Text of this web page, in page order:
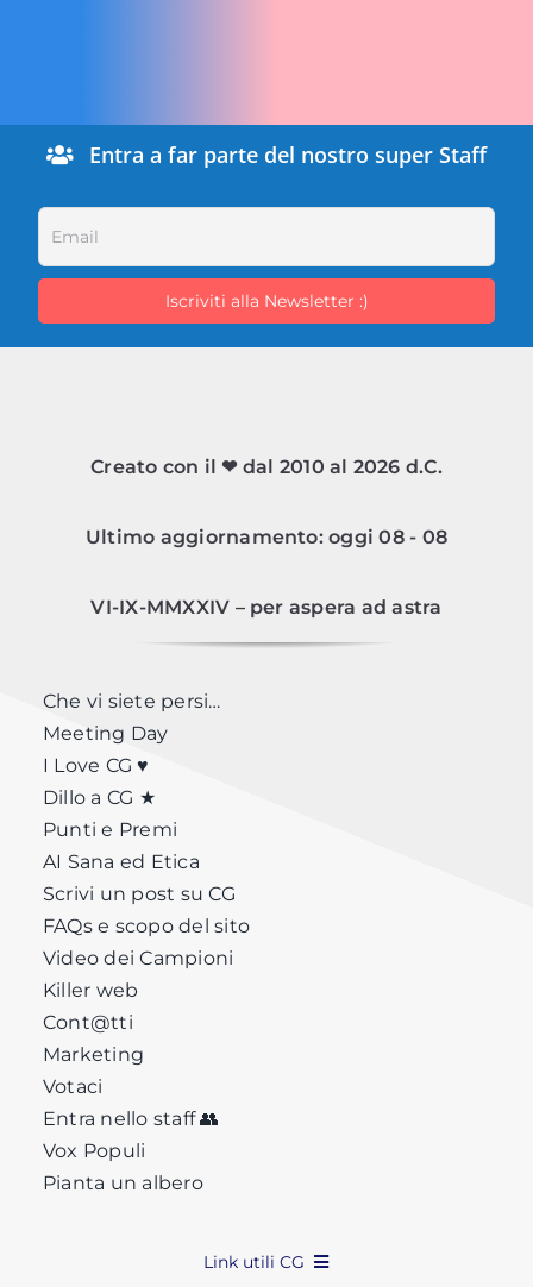
Entra a far parte del nostro super Staff
Creato con il ❤ dal 2010 al 2026 d.C.
Ultimo aggiornamento: oggi 08 - 08
VI-IX-MMXXIV – per aspera ad astra
Che vi siete persi…
Meeting Day
I Love CG ♥
Dillo a CG ★
Punti e Premi
AI Sana ed Etica
Scrivi un post su CG
FAQs e scopo del sito
Video dei Campioni
Killer web
Cont@tti
Marketing
Votaci
Entra nello staff 👥
Vox Populi
Pianta un albero
Link utili CG